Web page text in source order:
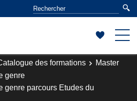
des formations
Master
genre
genre parcours Etudes du